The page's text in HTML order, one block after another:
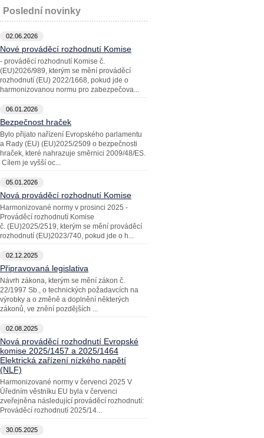
Poslední novinky
02.06.2026
Nové prováděcí rozhodnutí Komise
- prováděcí rozhodnutí Komise č.
(EU)2026/989, kterým se mění prováděcí
rozhodnutí (EU) 2022/1668, pokud jde o
harmonizovanou normu pro zabezpečova...
06.01.2026
Bezpečnost hraček
Bylo přijato nařízení Evropského parlamentu
a Rady (EU) (EU)2025/2509 o bezpečnosti
hraček, které nahrazuje směrnici 2009/48/ES.
Cílem je vyšší oc...
05.01.2026
Nová prováděcí rozhodnutí Komise
Harmonizované normy v prosinci 2025 -
Prováděcí rozhodnutí Komise
č. (EU)2025/2519, kterým se mění prováděcí
rozhodnutí (EU)2023/740, pokud jde o h...
02.12.2025
Připravovaná legislativa
Návrh zákona, kterým se mění zákon č.
22/1997 Sb., o technických požadavcích na
výrobky a o změně a doplnění některých
zákonů, ve znění pozdějších ...
02.08.2025
Nová prováděcí rozhodnutí Evropské
komise 2025/1457 a 2025/1464
Elektrická zařízení nízkého napětí
(NLF)
Harmonizované normy v červenci 2025 V
Úředním věstníku EU byla v červenci
zveřejněna následující prováděcí rozhodnutí:
Prováděcí rozhodnutí 2025/14...
30.05.2025